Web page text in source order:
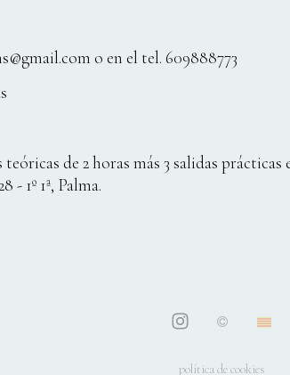
o en el tel. 609888773
de 2 horas más 3 salidas
1º 1ª, Palma.
política de cookies